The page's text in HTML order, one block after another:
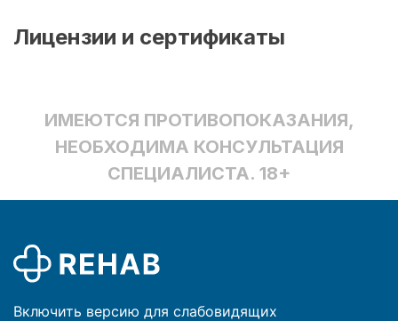
Лицензии и сертификаты
ИМЕЮТСЯ ПРОТИВОПОКАЗАНИЯ,
НЕОБХОДИМА КОНСУЛЬТАЦИЯ
СПЕЦИАЛИСТА. 18+
Включить версию для слабовидящих